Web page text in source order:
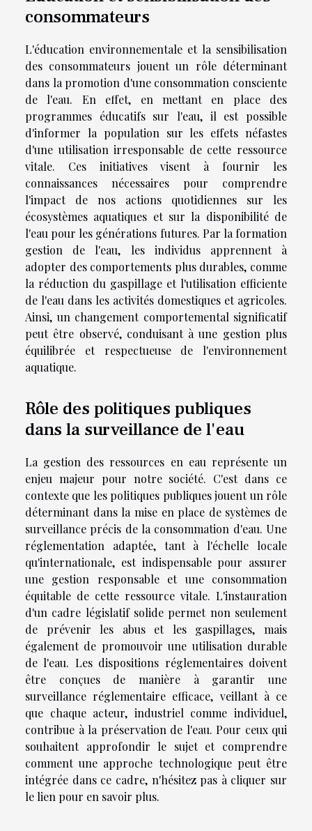
consommateurs
L'éducation environnementale et la sensibilisation
des consommateurs jouent un rôle déterminant
dans la promotion d'une consommation consciente
de l'eau. En effet, en mettant en place des
programmes éducatifs sur l'eau, il est possible
d'informer la population sur les effets néfastes
d'une utilisation irresponsable de cette ressource
vitale. Ces initiatives visent à fournir les
connaissances nécessaires pour comprendre
l'impact de nos actions quotidiennes sur les
écosystèmes aquatiques et sur la disponibilité de
l'eau pour les générations futures. Par la formation
gestion de l'eau, les individus apprennent à
adopter des comportements plus durables, comme
la réduction du gaspillage et l'utilisation efficiente
de l'eau dans les activités domestiques et agricoles.
Ainsi, un changement comportemental significatif
peut être observé, conduisant à une gestion plus
équilibrée et respectueuse de l'environnement
aquatique.
Rôle des politiques publiques
dans la surveillance de l'eau
La gestion des ressources en eau représente un
enjeu majeur pour notre société. C'est dans ce
contexte que les politiques publiques jouent un rôle
déterminant dans la mise en place de systèmes de
surveillance précis de la consommation d'eau. Une
réglementation adaptée, tant à l'échelle locale
qu'internationale, est indispensable pour assurer
une gestion responsable et une consommation
équitable de cette ressource vitale. L'instauration
d'un cadre législatif solide permet non seulement
de prévenir les abus et les gaspillages, mais
également de promouvoir une utilisation durable
de l'eau. Les dispositions réglementaires doivent
être conçues de manière à garantir une
surveillance réglementaire efficace, veillant à ce
que chaque acteur, industriel comme individuel,
contribue à la préservation de l'eau. Pour ceux qui
souhaitent approfondir le sujet et comprendre
comment une approche technologique peut être
intégrée dans ce cadre, n'hésitez pas à cliquer sur
le lien pour en savoir plus.